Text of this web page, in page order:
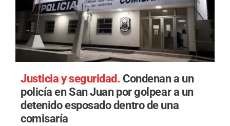
Justicia y seguridad. Condenan a un
policía en San Juan por golpear a un
detenido esposado dentro de una
comisaría